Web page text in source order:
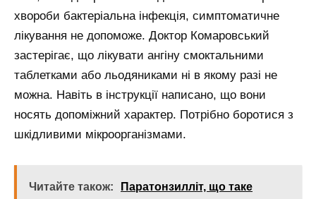
хвороби бактеріальна інфекція, симптоматичне
лікування не допоможе. Доктор Комаровський
застерігає, що лікувати ангіну смоктальними
таблетками або льодяниками ні в якому разі не
можна. Навіть в інструкції написано, що вони
носять допоміжний характер. Потрібно боротися з
шкідливими мікроорганізмами.
Читайте також:
Паратонзилліт, що таке